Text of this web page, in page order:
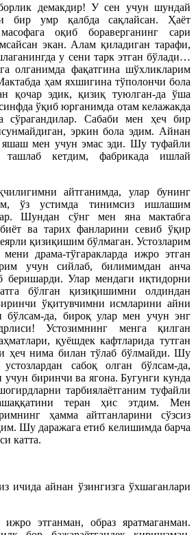
демакдир! У сен учун шундай
бир умр қалбда сақлайсан. Ҳаёт
оқиб бораверганинг сари
экан. Алам қиладиган тарафи,
у сени тарк этган бўлади…
олганимда фақатгина шўхликларим
ҳам яхшигина тўполончи бола
қочар эдик, қизиқ туюлган-да ўша
ўқиб юрганимда отам келажакда
сўрагандилар. Сабаби мен ҳеч бир
эркин бола эдим. Айнан
яшаш мен учун эмас эди. Шу туфайли
кетдим, фабрикада ишлай
айтганимда, улар бунинг
ўз устимда тинимсиз ишлашим
Шундан сўнг мен яна мактабга
ва тарих фанларини севиб ўқир
қизиқишим бўлмаган. Устозларим
драма-тўгаракларда ижро этган
учун сийлаб, билимимдан анча
беришарди. Улар мендаги иқтидорни
бўлган қизиқишимни олдиндан
ўқитувчимни исмларини айни
бўлсам-да, бироқ улар мен учун энг
Устозимнинг менга қилган
қуёшдек кафтларида тутган
ҳеч нима билан тўлаб бўлмайди. Шу
сабоқ олган бўлсам-да,
биринчи ва ягона. Бугунги кунда
тарбиялаётганим туфайли
теран ҳис этдим. Мен
ҳамма айтганларини сўзсиз
Шу даражага етиб келишимда барча
катта.
ичида айнан ўзингизга ўхшаганлари
этганман, образ яратмаганман.